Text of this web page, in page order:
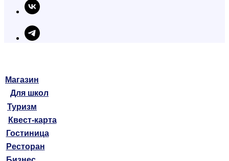
Магазин
Для школ
Туризм
Квест-карта
Гостиница
Ресторан